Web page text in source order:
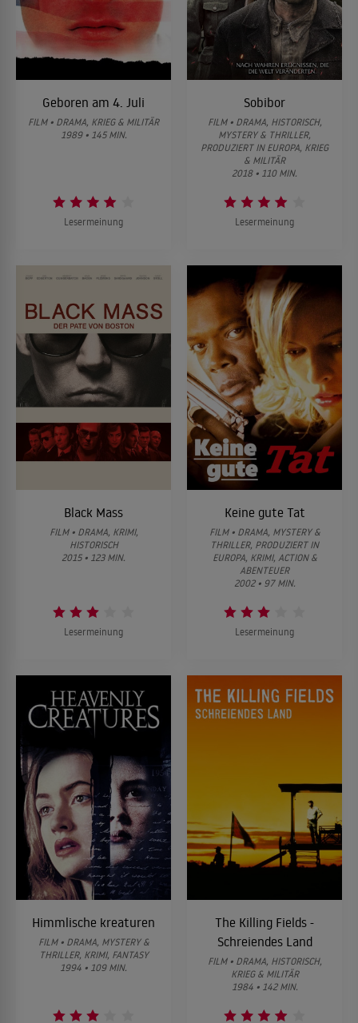
Geboren am 4. Juli
FILM • DRAMA, KRIEG & MILITÄR
1989 • 145 MIN.
Lesermeinung
Sobibor
FILM • DRAMA, HISTORISCH,
MYSTERY & THRILLER,
PRODUZIERT IN EUROPA, KRIEG
& MILITÄR
2018 • 110 MIN.
Lesermeinung
Black Mass
FILM • DRAMA, KRIMI,
HISTORISCH
2015 • 123 MIN.
Lesermeinung
Keine gute Tat
FILM • DRAMA, MYSTERY &
THRILLER, PRODUZIERT IN
EUROPA, KRIMI, ACTION &
ABENTEUER
2002 • 97 MIN.
Lesermeinung
Himmlische kreaturen
FILM • DRAMA, MYSTERY &
THRILLER, KRIMI, FANTASY
1994 • 109 MIN.
The Killing Fields -
Schreiendes Land
FILM • DRAMA, HISTORISCH,
KRIEG & MILITÄR
1984 • 142 MIN.